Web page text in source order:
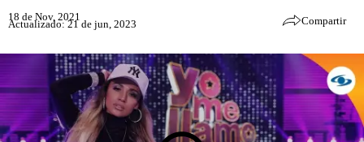
18 de Nov, 2021
Actualizado: 21 de jun, 2023 Compartir